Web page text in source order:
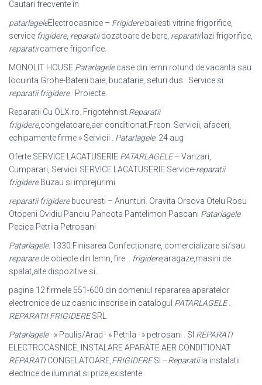
Cautari frecvente în
patarlageleElectrocasnice – Frigiderebailesti vitrine frigorifice,
service frigidere, reparatiidozatoare de bere, reparatiilazi frigorifice,
reparatiicamere frigorifice.
MONOLIT HOUSE Patarlagelecase din lemn rotund de vacanta sau
locuinta Grohe-Baterii baie, bucatarie, seturi dus · Service si
reparatii frigidere· Proiecte
Reparatii Cu OLX.ro. Frigotehnist. Reparatii
frigidere,congelatoare,aer conditionat.Freon. Servicii, afaceri,
echipamente firme » Servicii . Patarlagele. 24 aug
Oferte SERVICE LACATUSERIE PATARLAGELE– Vanzari,
Cumparari, Servicii SERVICE LACATUSERIE Service-reparatii
frigidereBuzau si imprejurimi.
reparatii frigiderebucuresti – Anunturi. Oravita Orsova Otelu Rosu
Otopeni Ovidiu Panciu Pancota Pantelimon Pascani Patarlagele
Pecica Petrila Petrosani
Patarlagele. 1330:Finisarea Confectionare, comercializare si/sau
repararede obiecte din lemn, fire .. frigidere,aragaze,masini de
spalat,alte dispozitive si.
pagina 12 firmele 551-600 din domeniul repararea aparatelor
electronice de uz casnic inscrise in catalogul PATARLAGELE.
REPARATII FRIGIDERESRL
Patarlagele· » Paulis/Arad · » Petrila · » petrosani . SI REPARATI
ELECTROCASNICE, INSTALARE APARATE AER CONDITIONAT
REPARATICONGELATOARE, FRIGIDERESI –Reparatiila instalatii
electrice de iluminat si prize,existente.